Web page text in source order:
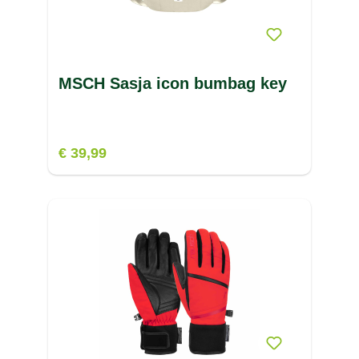
MSCH Sasja icon bumbag key
€ 39,99